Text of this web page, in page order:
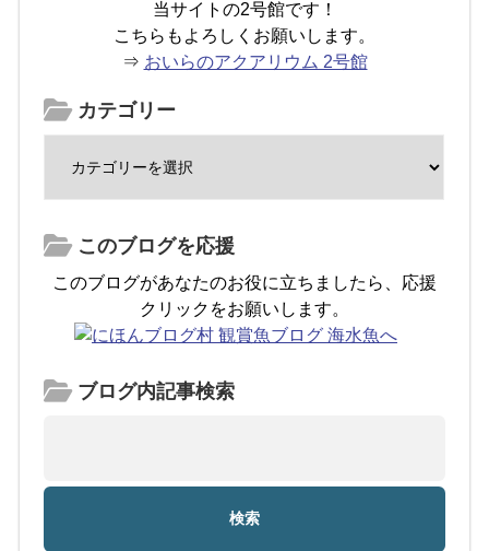
当サイトの2号館です！
こちらもよろしくお願いします。
⇒ おいらのアクアリウム 2号館
カテゴリー
このブログを応援
このブログがあなたのお役に立ちましたら、応援
クリックをお願いします。
ブログ内記事検索